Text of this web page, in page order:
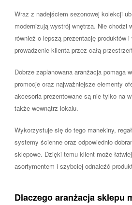
Wraz z nadejściem sezonowej kolekcji
modernizują wystrój wnętrza. Nie chodzi
również o lepszą prezentację produktów
prowadzenie klienta przez całą
Dobrze zaplanowana aranżacja pomaga
promocje oraz najważniejsze elementy
akcesoria prezentowane są nie tylko na
także wewnątrz lokalu.
Wykorzystuje się do tego manekiny,
systemy ścienne oraz odpowiednio
sklepowe. Dzięki temu klient może
asortymentem i szybciej odnaleźć
Dlaczego aranżacja sklepu